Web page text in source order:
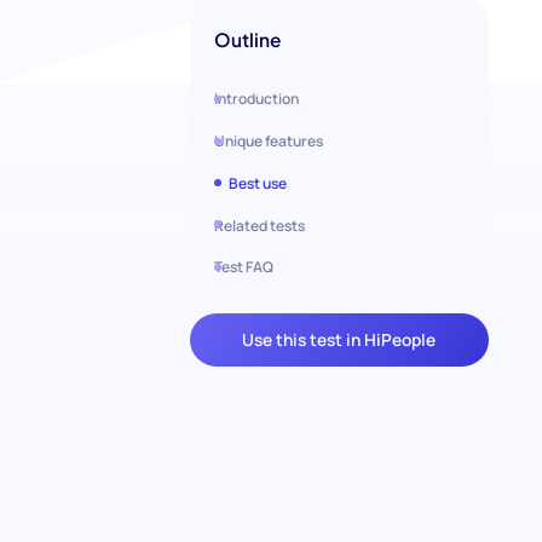
Outline
Introduction
Unique features
Best use
Related tests
Test FAQ
Use this test in HiPeople